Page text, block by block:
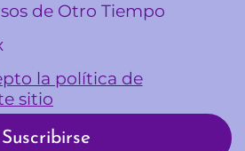
de Otro Tiempo
la política de
sitio